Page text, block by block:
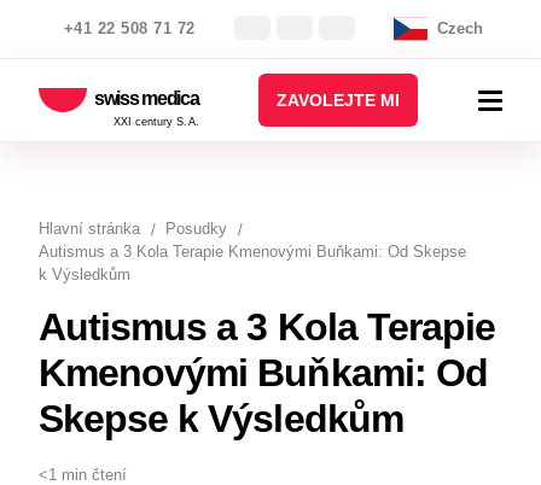
+41 22 508 71 72 Czech
swiss medica
XXI century S.A.
ZAVOLEJTE MI
Hlavní stránka
Posudky
Autismus a 3 Kola Terapie Kmenovými Buňkami: Od Skepse
k Výsledkům
Autismus a 3 Kola Terapie
Kmenovými Buňkami: Od
Skepse k Výsledkům
<1 min čtení